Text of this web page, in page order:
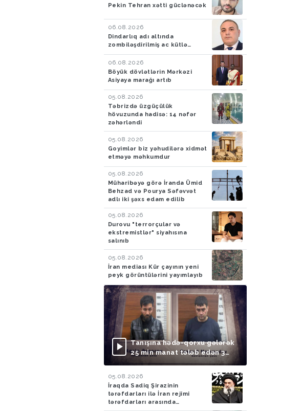
Pekin Tehran xətti güclənəcək
06.08.2026
Dindarlıq adı altında
zombiləşdirilmiş ac kütlə…
06.08.2026
Böyük dövlətlərin Mərkəzi
Asiyaya marağı artıb
05.08.2026
Təbrizdə üzgüçülük
hövuzunda hadisə: 14 nəfər
zəhərləndi
05.08.2026
Goyimlər biz yəhudilərə xidmət
etməyə məhkumdur
05.08.2026
Müharibəyə görə İranda Ümid
Behzad və Pourya Səfəvvət
adlı iki şəxs edam edilib
05.08.2026
Durovu "terrorçular və
ekstremistlər" siyahısına
salınıb
05.08.2026
İran mediası Kür çayının yeni
peyk görüntülərini yayımlayıb
Tanışına hədə-qorxu gələrək
25 min manat tələb edən 3
nəfər saxlanılıb
05.08.2026
İraqda Sadiq Şirazinin
tərəfdarları ilə İran rejimi
tərəfdarları arasında